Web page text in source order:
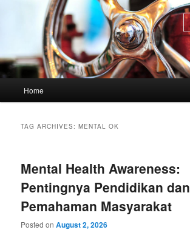
Home
TAG ARCHIVES:MENTAL OK
Mental Health Awareness:
Pentingnya Pendidikan dan
Pemahaman Masyarakat
Posted onAugust 2, 2026